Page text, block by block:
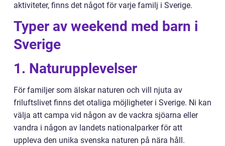
aktiviteter, finns det något för varje familj i Sverige.
Typer av weekend med barn i
Sverige
1. Naturupplevelser
För familjer som älskar naturen och vill njuta av
friluftslivet finns det otaliga möjligheter i Sverige. Ni kan
välja att campa vid någon av de vackra sjöarna eller
vandra i någon av landets nationalparker för att
uppleva den unika svenska naturen på nära håll.